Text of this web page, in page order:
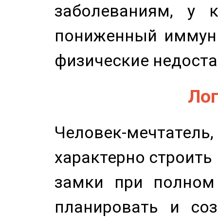
заболеваниям, у
пониженный
физические
Человек-
характерно
замки при полном
планировать и